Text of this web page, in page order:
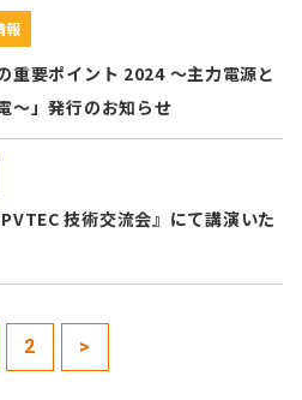
報
重要ポイント 2024 ～主力電源と
～」発行のお知らせ
技術交流会』にて講演いた
2 >